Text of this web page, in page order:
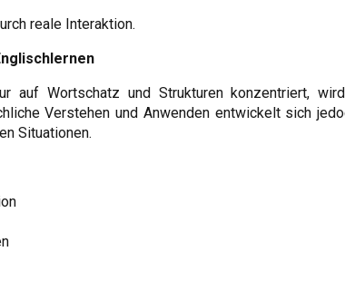
reale Interaktion.
auf Wortschatz und Strukturen konzentriert,
Verstehen und Anwenden entwickelt sich
Situationen.